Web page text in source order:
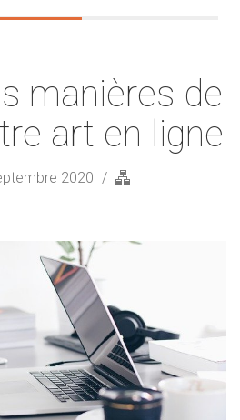
manières de
art en ligne
2020